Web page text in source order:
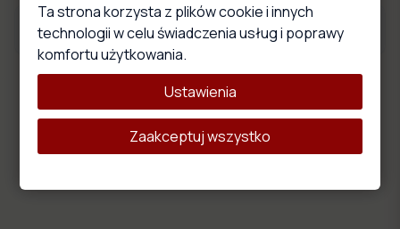
Opis produktu
Oceny i opinie
0.0 0oceny
Ta strona korzysta z plików cookie i innych
technologii w celu świadczenia usług i poprawy
komfortu użytkowania.
Ustawienia
Zaakceptuj wszystko